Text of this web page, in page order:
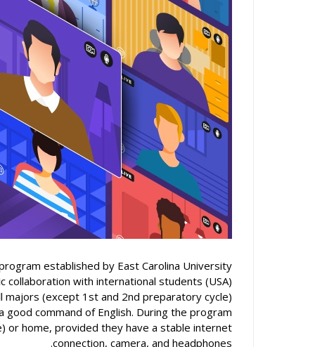
نيابة
established by East Carolina University
(USA) that provides a unique opportunity for academic collaboration with international students.
(except 1st and 2nd preparatory cycle).
command of English. During the program,
or home, provided they have a stable internet
connection, camera, and headphones.